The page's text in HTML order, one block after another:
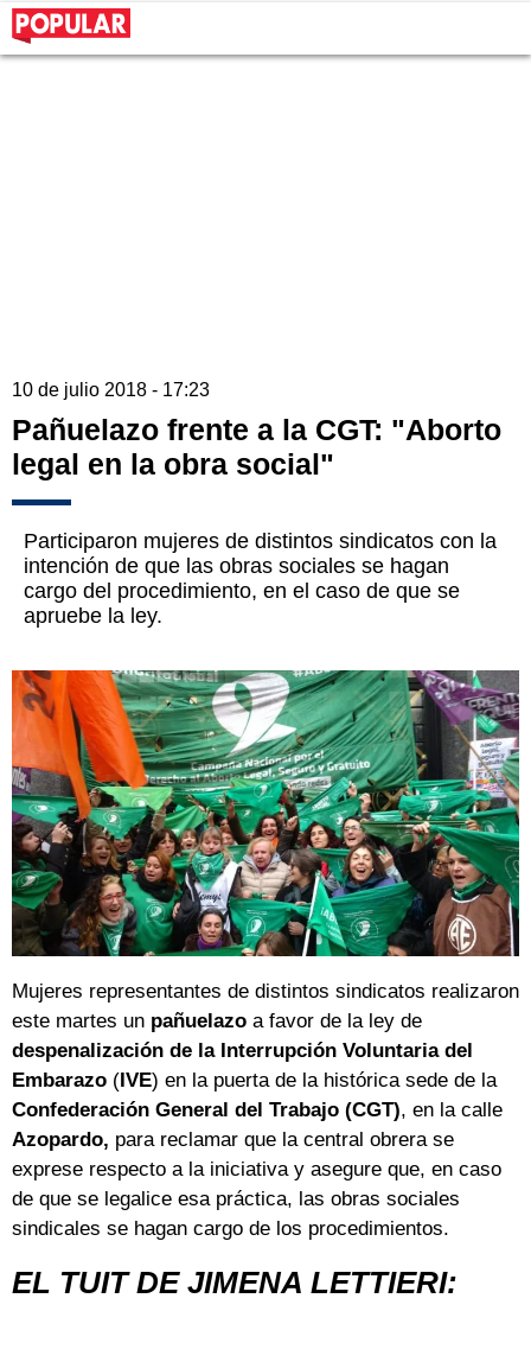
10 de julio 2018 - 17:23
Pañuelazo frente a la CGT: "Aborto
legal en la obra social"
Participaron mujeres de distintos sindicatos con la
intención de que las obras sociales se hagan
cargo del procedimiento, en el caso de que se
apruebe la ley.
Mujeres representantes de distintos sindicatos realizaron
este martes un pañuelazo a favor de la ley de
despenalización de la Interrupción Voluntaria del
Embarazo (IVE) en la puerta de la histórica sede de la
Confederación General del Trabajo (CGT), en la calle
Azopardo, para reclamar que la central obrera se
exprese respecto a la iniciativa y asegure que, en caso
de que se legalice esa práctica, las obras sociales
sindicales se hagan cargo de los procedimientos.
EL TUIT DE JIMENA LETTIERI: